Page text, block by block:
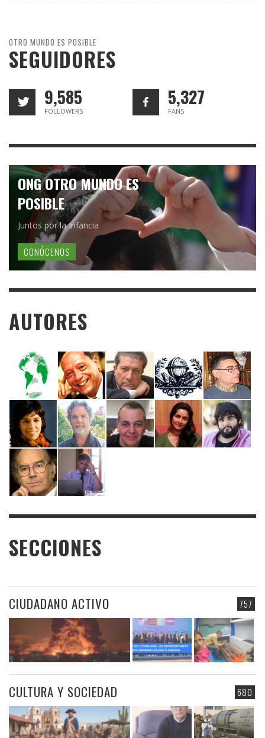
OTRO MUNDO ES POSIBLE
SEGUIDORES
9,585
FOLLOWERS
5,327
FANS
ONG OTRO MUNDO ES
POSIBLE
Juntos por la Infancia
CONÓCENOS
AUTORES
SECCIONES
757
CIUDADANO ACTIVO
680
CULTURA Y SOCIEDAD